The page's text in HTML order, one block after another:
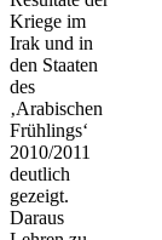
Kriege im
Irak und in
den Staaten
des
‚Arabischen
Frühlings‘
2010/2011
deutlich
gezeigt.
Daraus